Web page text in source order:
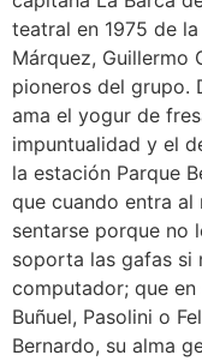
teatral en 1975 de
Márquez, Guillermo
pioneros del grupo.
ama el yogur de
impuntualidad y el
la estación Parque
que cuando entra
sentarse porque no
soporta las gafas si
computador; que
Buñuel, Pasolini o
Bernardo, su alma